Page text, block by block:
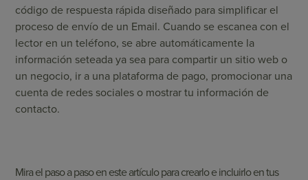
código de respuesta rápida diseñado para simplificar el
proceso de envío de un Email. Cuando se escanea con el
lector en un teléfono, se abre automáticamente la
información seteada ya sea para compartir un sitio web o
un negocio, ir a una plataforma de pago, promocionar una
cuenta de redes sociales o mostrar tu información de
contacto.
Mira el paso a paso en este artículo para crearlo e incluirlo en tus